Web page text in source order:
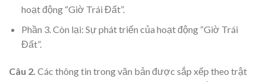
hoạt động “Giờ Trái Đất”.
Phần 3. Còn lại: Sự phát triển của hoạt động “Giờ Trái
Đất”.
Câu 2. Các thông tin trong văn bản được sắp xếp theo trật